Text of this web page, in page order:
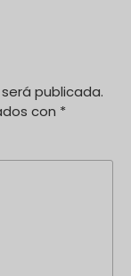
publicada.
con *